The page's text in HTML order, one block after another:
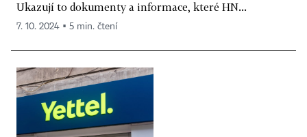
Ukazují to dokumenty a informace, které HN...
7. 10. 2024 ▪ 5 min. čtení